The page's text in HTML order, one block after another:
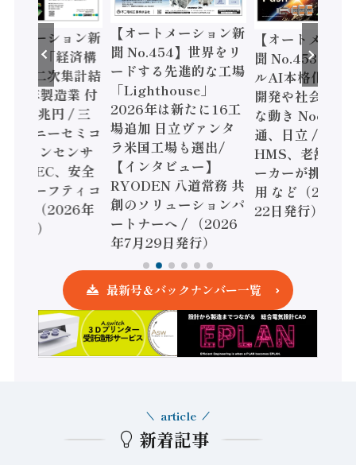
トメーション新
】「経済構
調査二次集計結
年製造業 付
額86兆円 / 三
とソニーセミコ
ジョンセンサ
/ IDEC、安全
すセーフティコ
ーラ（2026年
発行）
【オートメーション新
聞 No.454】世界をリ
ードする先進的な工場
「Lighthouse」
2026年は新たに16工
場追加 日立ヴァンタ
ラ米国工場も選出/
【インタビュー】
RYODEN 八道常務 共
創のソリューションパ
ートナーへ / （2026
年7月29日発行）
【オートメーシ
聞 No.453】フ
ルAI本格化へ
開発や社会実装
な動き Noetra
通、日立 / 兵神
HMS、老舗ポ
ーカーが挑むデ
用 など（2026
22日発行）
最新号＆バックナンバー一覧
新着記事
article